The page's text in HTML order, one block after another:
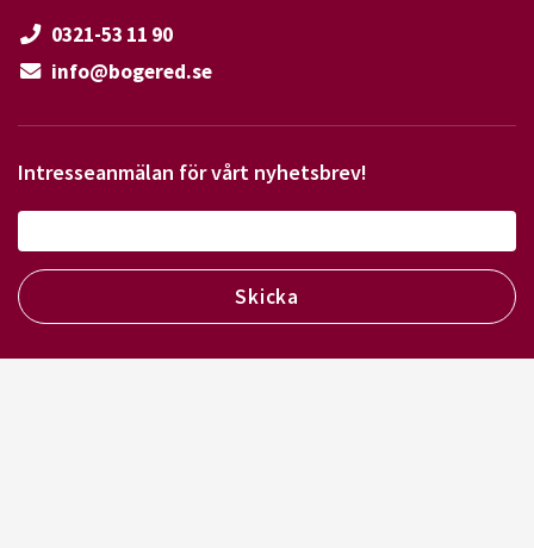
0321-53 11 90
info@bogered.se
Intresseanmälan för vårt nyhetsbrev!